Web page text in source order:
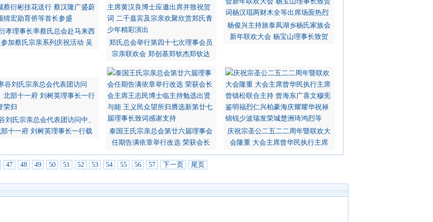
孝理事长率蔡氏总会赴马来西
参加蔡氏宗亲系列庆祝活动 吴
郑氏总会举行第四十七次理事会员
宗亲联欢会 郑创基郑钦杰郑钦达
杨俊兴主持旅泰凤湖乡杨氏家族会
新年联欢大会 杨宝山理事长致贺
刘氏宗亲总会代表团访问中、
十一府 刘树英理事长一行载
泰国王氏宗亲总会第廿六届理事会
任期告满依章举行改选 荣获会长
庆祝宗圣公二五二二周年暨联欢大
会隆重 大会主席曾华民执行主席
47 48 49 50 51 52 53 54 55 56 57 下一页 尾页
长陈正博士领导理事宗亲等行礼如仪 陈通广成刚修陆志鸿焯辉南榕学文运金荣杰锦财和年鸿辉亿丰
隆重举办“世黄第十四届第一次恳亲大会”